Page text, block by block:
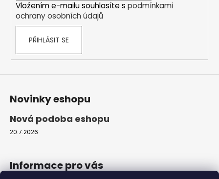
Vložením e-mailu souhlasíte s podmínkami
ochrany osobních údajů
PŘIHLÁSIT SE
Novinky eshopu
Nová podoba eshopu
20.7.2026
Informace pro vás